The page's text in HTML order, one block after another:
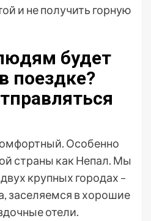
и не получить горную
будет
поездке?
Особенно
страны как Непал. Мы
крупных городах –
заселяемся в хорошие
отели.